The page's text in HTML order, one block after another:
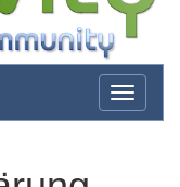
toggle